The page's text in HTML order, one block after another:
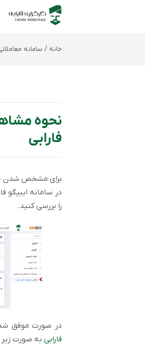
خانه / سامانه‌
نحوه
فارابی
برای مشخص شدن
در سامانه
را بررسی کنید.
در صورت موفق
فارابی به صورت زیر